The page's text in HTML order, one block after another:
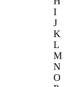
I
J
K
L
M
N
O